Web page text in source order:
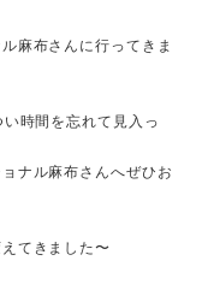
麻布さんに行ってきま
時間を忘れて見入っ
ナル麻布さんへぜひお
てきました〜